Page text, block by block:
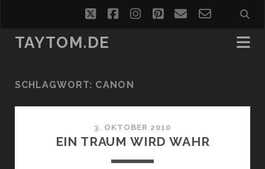
twitterfacebookinstagram
pinterest
emailemail-
form
TAYTOM.DE
SCHLAGWORT: CANON
3. OKTOBER 2010
EIN TRAUM WIRD WAHR